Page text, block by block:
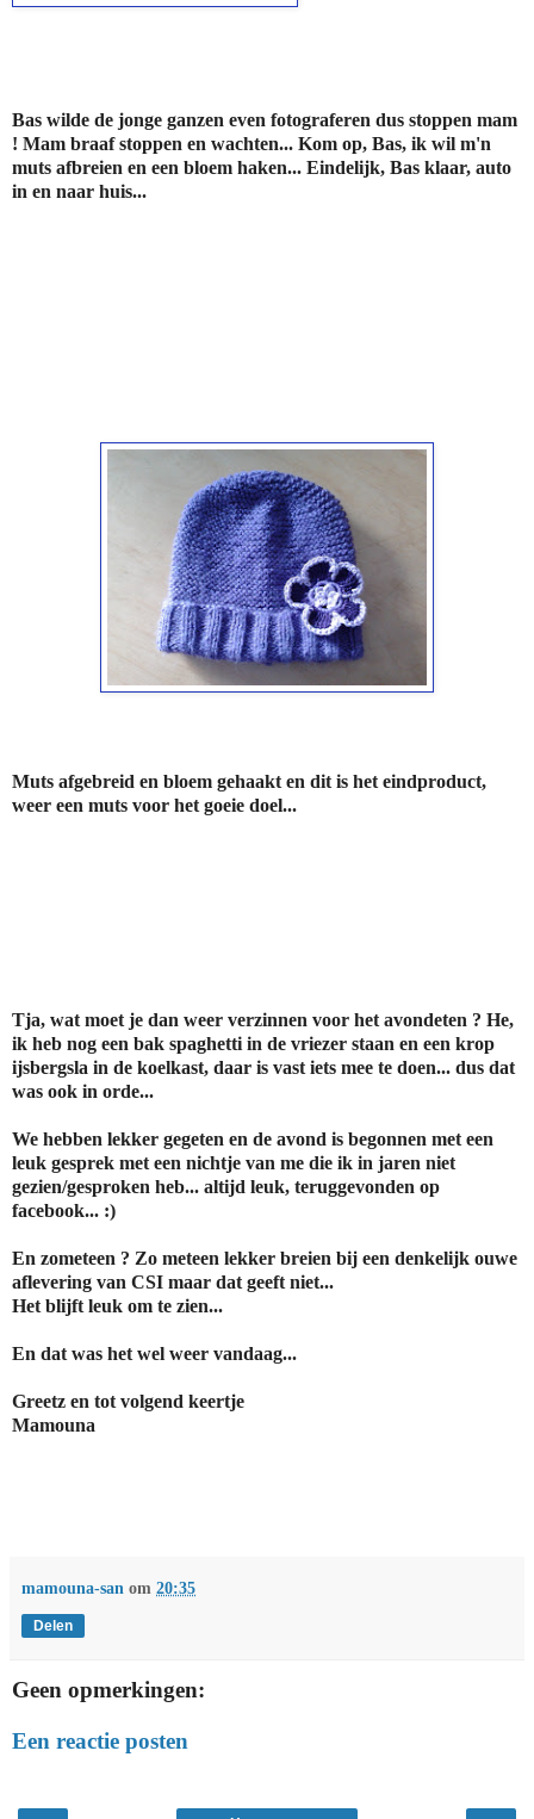
Bas wilde de jonge ganzen even fotograferen dus stoppen mam
! Mam braaf stoppen en wachten... Kom op, Bas, ik wil m'n
muts afbreien en een bloem haken... Eindelijk, Bas klaar, auto
in en naar huis...
Muts afgebreid en bloem gehaakt en dit is het eindproduct,
weer een muts voor het goeie doel...
Tja, wat moet je dan weer verzinnen voor het avondeten ? He,
ik heb nog een bak spaghetti in de vriezer staan en een krop
ijsbergsla in de koelkast, daar is vast iets mee te doen... dus dat
was ook in orde...
We hebben lekker gegeten en de avond is begonnen met een
leuk gesprek met een nichtje van me die ik in jaren niet
gezien/gesproken heb... altijd leuk, teruggevonden op
facebook... :)
En zometeen ? Zo meteen lekker breien bij een denkelijk ouwe
aflevering van CSI maar dat geeft niet...
Het blijft leuk om te zien...
En dat was het wel weer vandaag...
Greetz en tot volgend keertje
Mamouna
mamouna-san om 20:35
Delen
Geen opmerkingen:
Een reactie posten